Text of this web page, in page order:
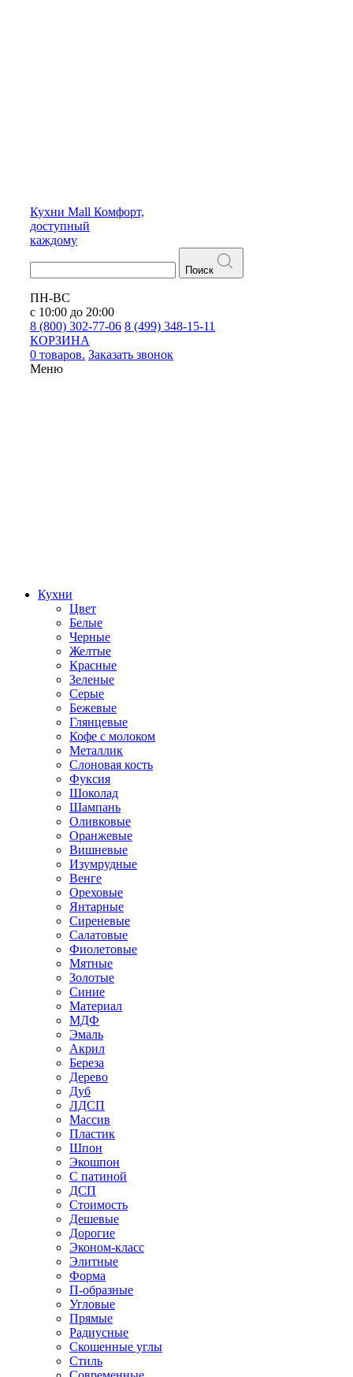
Кухни Mall Комфорт,
доступный
каждому
Поиск
ПН-ВС
с 10:00 до 20:00
8 (800) 302-77-06 8 (499) 348-15-11
КОРЗИНА
0 товаров. Заказать звонок
Меню
Кухни
Цвет
Белые
Черные
Желтые
Красные
Зеленые
Серые
Бежевые
Глянцевые
Кофе с молоком
Металлик
Слоновая кость
Фуксия
Шоколад
Шампань
Оливковые
Оранжевые
Вишневые
Изумрудные
Венге
Ореховые
Янтарные
Сиреневые
Салатовые
Фиолетовые
Мятные
Золотые
Синие
Материал
МДФ
Эмаль
Акрил
Береза
Дерево
Дуб
ЛДСП
Массив
Пластик
Шпон
Экошпон
С патиной
ДСП
Стоимость
Дешевые
Дорогие
Эконом-класс
Элитные
Форма
П-образные
Угловые
Прямые
Радиусные
Скошенные углы
Стиль